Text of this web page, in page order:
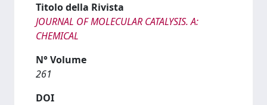
Titolo della Rivista
JOURNAL OF MOLECULAR CATALYSIS. A:
CHEMICAL
N° Volume
261
DOI